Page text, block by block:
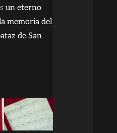
un eterno
memoria del
de San